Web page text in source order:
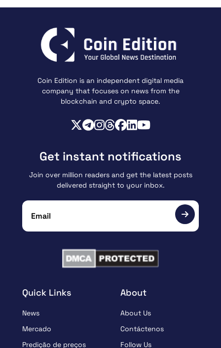
Coin Edition is an independent digital media
company that focuses on news from the
blockchain and crypto space.
Quick Links
News
Mercado
Predição de preços
About
About Us
Contáctenos
Follow Us
Get instant notifications
Join over million readers and get the latest posts
delivered straight to your inbox.